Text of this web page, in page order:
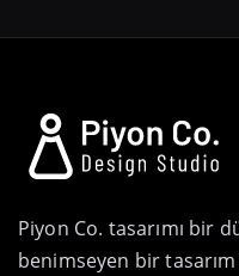
Piyon Co. tasarımı bir
benimseyen bir